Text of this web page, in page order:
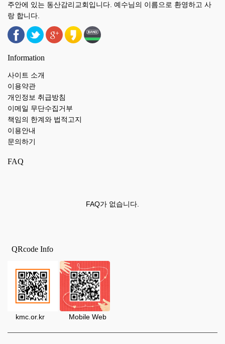
주안에 있는 동산감리교회입니다. 예수님의 이름으로 환영하고 사
랑 합니다.
Information
사이트 소개
이용약관
개인정보 취급방침
이메일 무단수집거부
책임의 한계와 법적고지
이용안내
문의하기
FAQ
FAQ가 없습니다.
QRcode Info
kmc.or.kr Mobile Web